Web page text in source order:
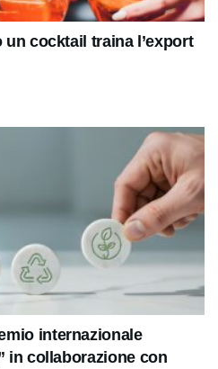
un cocktail traina l’export
internazionale
in collaborazione con